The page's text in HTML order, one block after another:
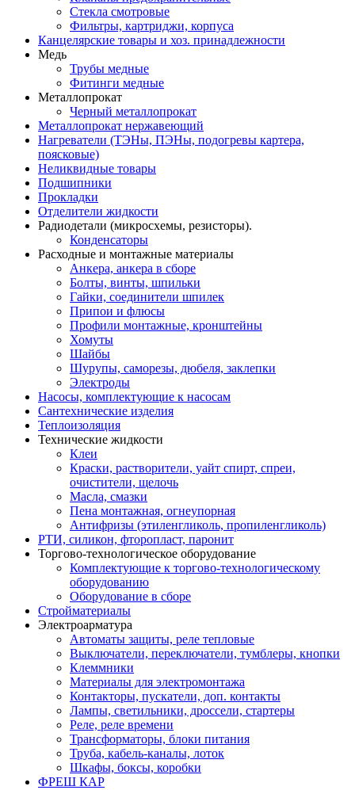
Стекла смотровые
Фильтры, картриджи, корпуса
Канцелярские товары и хоз. принадлежности
Медь
Трубы медные
Фитинги медные
Металлопрокат
Черный металлопрокат
Металлопрокат нержавеющий
Нагреватели (ТЭНы, ПЭНы, подогревы картера,
поясковые)
Неликвидные товары
Подшипники
Прокладки
Отделители жидкости
Радиодетали (микросхемы, резисторы).
Конденсаторы
Расходные и монтажные материалы
Анкера, анкера в сборе
Болты, винты, шпильки
Гайки, соединители шпилек
Припои и флюсы
Профили монтажные, кронштейны
Хомуты
Шайбы
Шурупы, саморезы, дюбеля, заклепки
Электроды
Насосы, комплектующие к насосам
Сантехнические изделия
Теплоизоляция
Технические жидкости
Клеи
Краски, растворители, уайт спирт, спреи,
очистители, щелочь
Масла, смазки
Пена монтажная, огнеупорная
Антифризы (этиленгликоль, пропиленгликоль)
РТИ, силикон, фторопласт, паронит
Торгово-технологическое оборудование
Комплектующие к торгово-технологическому
оборудованию
Оборудование в сборе
Стройматериалы
Электроарматура
Автоматы защиты, реле тепловые
Выключатели, переключатели, тумблеры, кнопки
Клеммники
Материалы для электромонтажа
Контакторы, пускатели, доп. контакты
Лампы, светильники, дроссели, стартеры
Реле, реле времени
Трансформаторы, блоки питания
Труба, кабель-каналы, лоток
Шкафы, боксы, коробки
ФРЕШ КАР